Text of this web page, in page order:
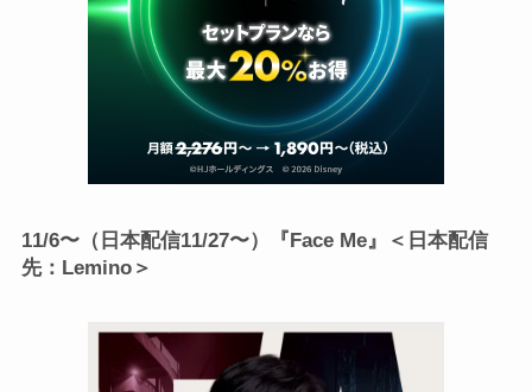
11/6〜（日本配信11/27〜）『Face Me』＜日本配信
先：Lemino＞